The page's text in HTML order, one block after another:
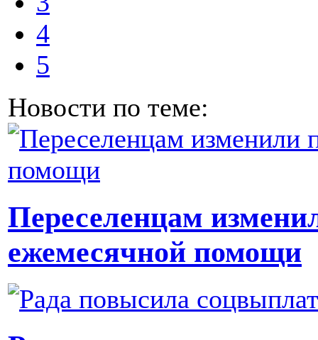
4
5
Новости по теме:
Переселенцам
ежемесячной помощи